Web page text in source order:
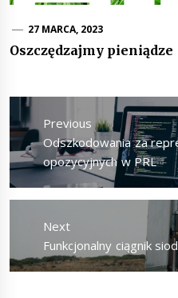
27 MARCA, 2023
Oszczędzajmy
Nawigacja
wpisuPrevious
Previous
post:
Odszkodowania za
opozycyjnych w PRL
Next
Next
post:
Funkcjonalny ciągnik